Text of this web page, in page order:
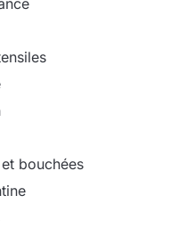
bouchées